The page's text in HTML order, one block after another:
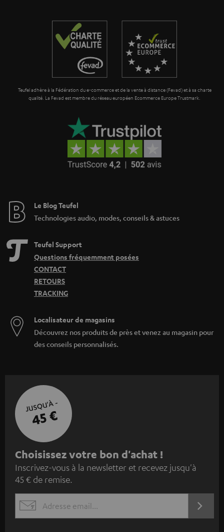
i
o
a
n
e
Teufel adhère à la Fédération du e-commerce et de la vente à distance (Fevad) et à sa charte
qualité. La Fevad est membre du réseau européen Ecommerce Europe Trustmark.
Le Blog Teufel
Technologies audio, modes, conseils & astuces
Teufel Support
Questions fréquemment posées
CONTACT
RETOURS
TRACKING
Localisateur de magasins
Découvrez nos produits de près et venez au magasin pour
des conseils personnalisés.
JUSQU'À -
45 €
I
n
s
c
r
Choisissez votre bon d'achat !
Inscrivez-vous à la newsletter et recevez jusqu'à
45 € de remise.
EMAIL